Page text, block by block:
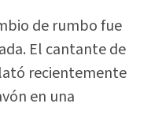
de rumbo fue
El cantante de
recientemente
en una